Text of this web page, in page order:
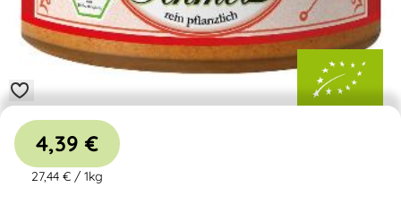
4,39 €
27,44 € / 1kg